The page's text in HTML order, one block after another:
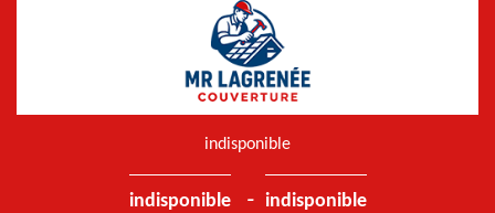
indisponible
indisponible - indisponible